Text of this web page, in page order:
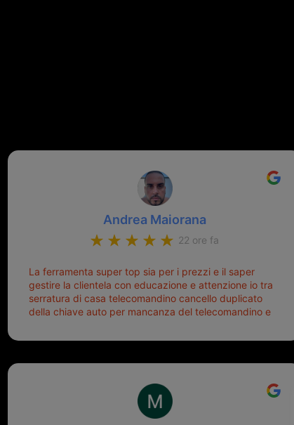
Andrea Maiorana
22 ore fa
La ferramenta super top sia per i prezzi e il saper
gestire la clientela con educazione e attenzione io tra
serratura di casa telecomandino cancello duplicato
della chiave auto per mancanza del telecomandino e
meglio ferramenta de ostia e poi il prorietario il signor